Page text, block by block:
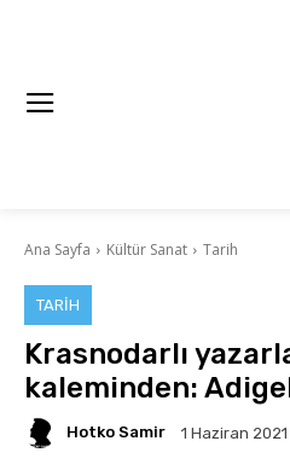
Ana Sayfa Kültür Sanat Tarih
TARIH
Krasnodarlı
kaleminden:
Hotko Samir 1 Haziran 2021